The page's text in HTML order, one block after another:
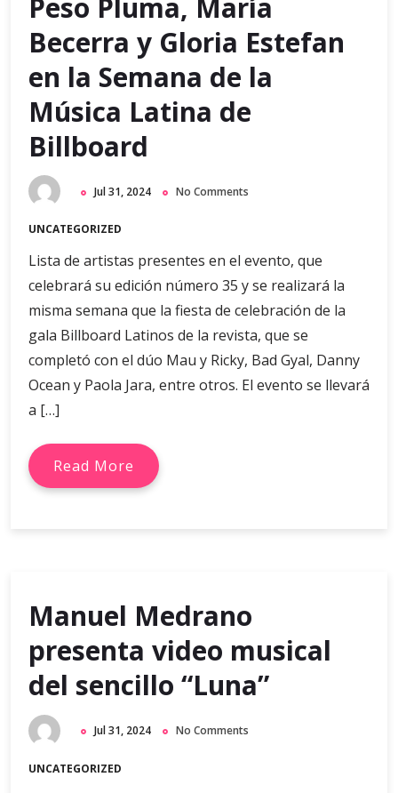
Peso Pluma, María
Becerra y Gloria Estefan
en la Semana de la
Música Latina de
Billboard
Jul 31, 2024 No Comments
UNCATEGORIZED
Lista de artistas presentes en el evento, que
celebrará su edición número 35 y se realizará la
misma semana que la fiesta de celebración de la
gala Billboard Latinos de la revista, que se
completó con el dúo Mau y Ricky, Bad Gyal, Danny
Ocean y Paola Jara, entre otros. El evento se llevará
a […]
Read More
Manuel Medrano
presenta video musical
del sencillo “Luna”
Jul 31, 2024 No Comments
UNCATEGORIZED